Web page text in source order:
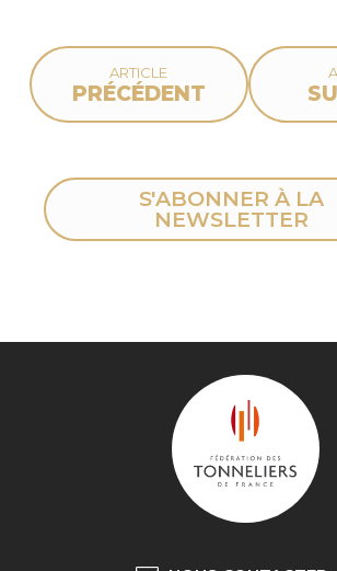
ARTICLE
PRÉCÉDENT
S'ABONNER À LA
NEWSLETTER